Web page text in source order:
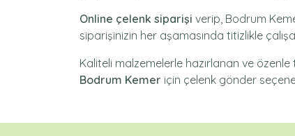
Online çelenk siparişi verip, Bodrum
siparişinizin her aşamasında titizlikle
Kaliteli malzemelerle hazırlanan ve
Bodrum Kemer için çelenk gönder